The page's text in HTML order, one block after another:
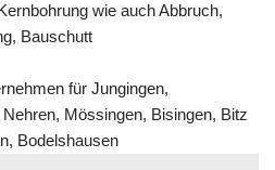
wie auch Abbruch,
Bauschutt
für Jungingen,
Mössingen, Bisingen, Bitz
Bodelshausen